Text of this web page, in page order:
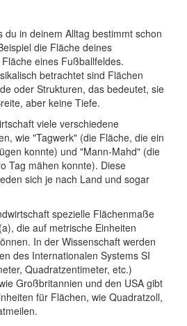
du in deinem Alltag bestimmt schon
die Fläche deines
eines Fußballfeldes.
betrachtet sind Flächen
oder Strukturen, das bedeutet, sie
aber keine Tiefe.
viele verschiedene
wie "Tagwerk" (die Fläche, die ein
konnte) und "Mann-Mahd" (die
Tag mähen konnte). Diese
sich je nach Land und sogar
spezielle Flächenmaße
die auf metrische Einheiten
In der Wissenschaft werden
des Internationalen Systems SI
Quadratzentimeter, etc.)
Großbritannien und den USA gibt
für Flächen, wie Quadratzoll,